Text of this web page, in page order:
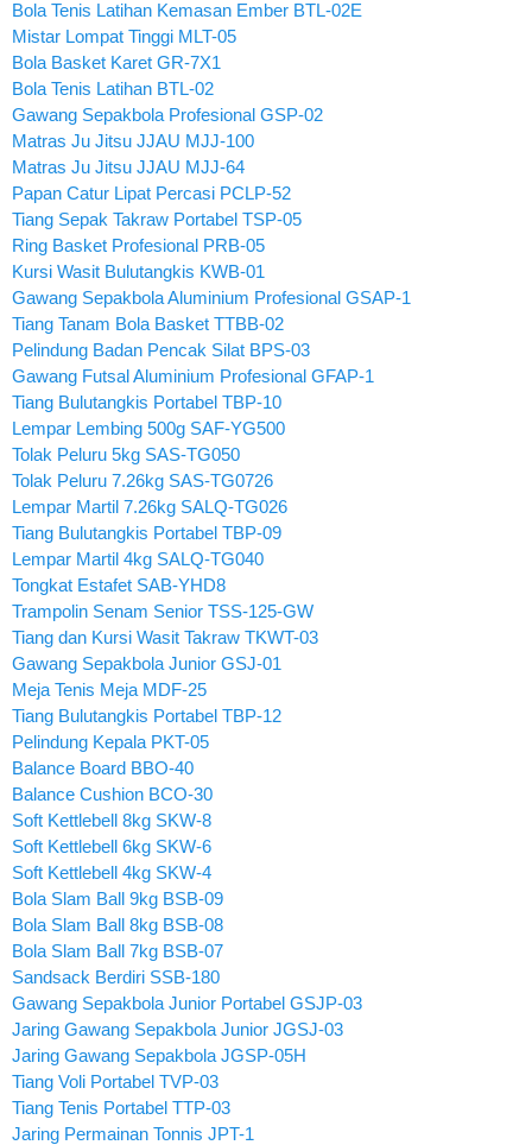
Bola Tenis Latihan Kemasan Ember BTL-02E
Mistar Lompat Tinggi MLT-05
Bola Basket Karet GR-7X1
Bola Tenis Latihan BTL-02
Gawang Sepakbola Profesional GSP-02
Matras Ju Jitsu JJAU MJJ-100
Matras Ju Jitsu JJAU MJJ-64
Papan Catur Lipat Percasi PCLP-52
Tiang Sepak Takraw Portabel TSP-05
Ring Basket Profesional PRB-05
Kursi Wasit Bulutangkis KWB-01
Gawang Sepakbola Aluminium Profesional GSAP-1
Tiang Tanam Bola Basket TTBB-02
Pelindung Badan Pencak Silat BPS-03
Gawang Futsal Aluminium Profesional GFAP-1
Tiang Bulutangkis Portabel TBP-10
Lempar Lembing 500g SAF-YG500
Tolak Peluru 5kg SAS-TG050
Tolak Peluru 7.26kg SAS-TG0726
Lempar Martil 7.26kg SALQ-TG026
Tiang Bulutangkis Portabel TBP-09
Lempar Martil 4kg SALQ-TG040
Tongkat Estafet SAB-YHD8
Trampolin Senam Senior TSS-125-GW
Tiang dan Kursi Wasit Takraw TKWT-03
Gawang Sepakbola Junior GSJ-01
Meja Tenis Meja MDF-25
Tiang Bulutangkis Portabel TBP-12
Pelindung Kepala PKT-05
Balance Board BBO-40
Balance Cushion BCO-30
Soft Kettlebell 8kg SKW-8
Soft Kettlebell 6kg SKW-6
Soft Kettlebell 4kg SKW-4
Bola Slam Ball 9kg BSB-09
Bola Slam Ball 8kg BSB-08
Bola Slam Ball 7kg BSB-07
Sandsack Berdiri SSB-180
Gawang Sepakbola Junior Portabel GSJP-03
Jaring Gawang Sepakbola Junior JGSJ-03
Jaring Gawang Sepakbola JGSP-05H
Tiang Voli Portabel TVP-03
Tiang Tenis Portabel TTP-03
Jaring Permainan Tonnis JPT-1